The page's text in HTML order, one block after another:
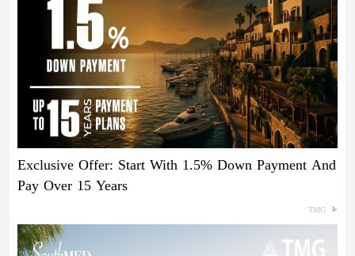
Exclusive Offer: Start With 1.5% Down Payment And
Pay Over 15 Years
TMG